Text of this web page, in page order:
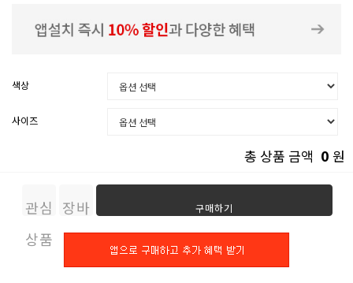
색상
사이즈
총 상품 금액 0 원
관심
상품
장바
구니
구매하기